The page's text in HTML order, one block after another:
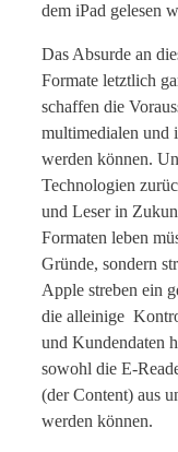
dem iPad gelesen
Das Absurde an
Formate letztlich
schaffen die
multimedialen und
werden können.
Technologien
und Leser in
Formaten leben
Gründe, sondern
Apple streben ein
die alleinige
und Kundendaten
sowohl die E-
(der Content) aus
werden können.